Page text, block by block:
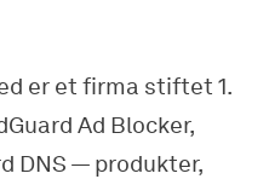
er et firma stiftet 1.
Ad Blocker,
DNS — produkter,